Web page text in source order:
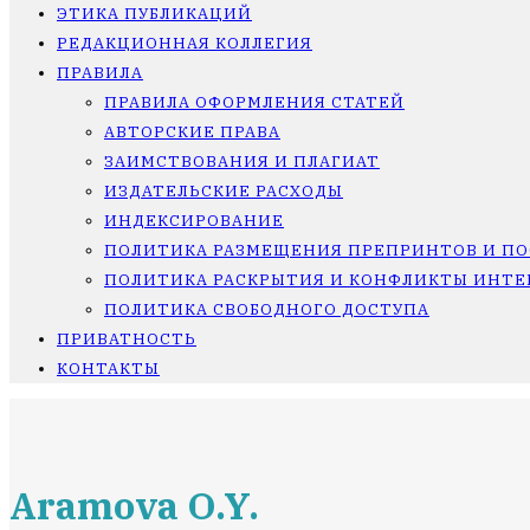
ЭТИКА ПУБЛИКАЦИЙ
РЕДАКЦИОННАЯ КОЛЛЕГИЯ
ПРАВИЛА
ПРАВИЛА ОФОРМЛЕНИЯ СТАТЕЙ
АВТОРСКИЕ ПРАВА
ЗАИМСТВОВАНИЯ И ПЛАГИАТ
ИЗДАТЕЛЬСКИЕ РАСХОДЫ
ИНДЕКСИРОВАНИЕ
ПОЛИТИКА РАЗМЕЩЕНИЯ ПРЕПРИНТОВ И
ПОЛИТИКА РАСКРЫТИЯ И КОНФЛИКТЫ
ПОЛИТИКА СВОБОДНОГО ДОСТУПА
ПРИВАТНОСТЬ
КОНТАКТЫ
Aramova O.Y.